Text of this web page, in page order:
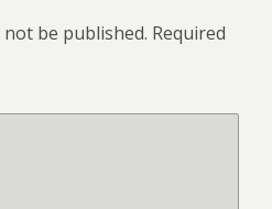
be published. Required